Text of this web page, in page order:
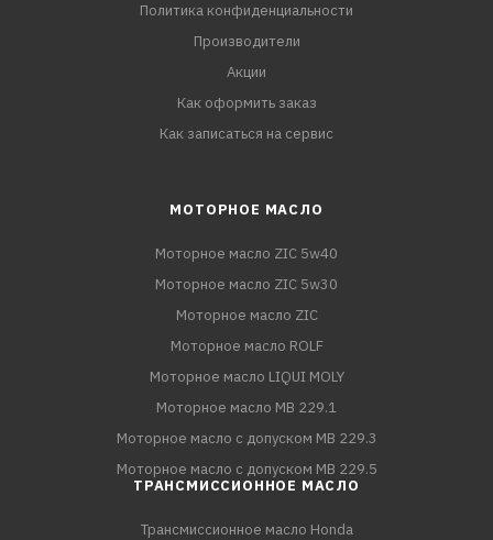
Политика конфиденциальности
Производители
Акции
Как оформить заказ
Как записаться на сервис
МОТОРНОЕ МАСЛО
Моторное масло ZIC 5w40
Моторное масло ZIC 5w30
Моторное масло ZIC
Моторное масло ROLF
Моторное масло LIQUI MOLY
Моторное масло MB 229.1
Моторное масло с допуском MB 229.3
Моторное масло с допуском MB 229.5
ТРАНСМИССИОННОЕ МАСЛО
Трансмиссионное масло Honda